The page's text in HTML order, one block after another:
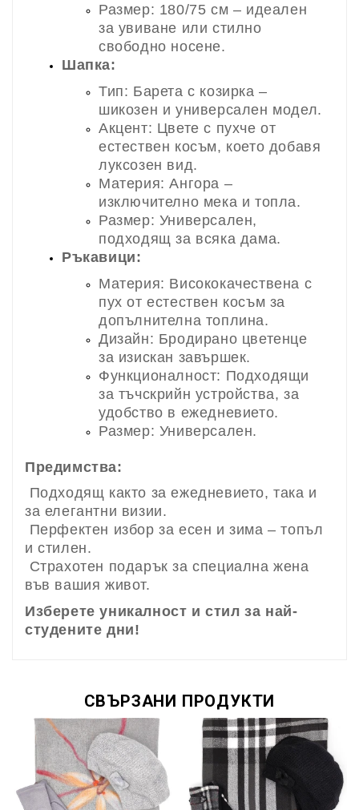
Размер: 180/75 см – идеален
за увиване или стилно
свободно носене.
Шапка:
Тип: Барета с козирка –
шикозен и универсален модел.
Акцент: Цвете с пухче от
естествен косъм, което добавя
луксозен вид.
Материя: Ангора –
изключително мека и топла.
Размер: Универсален,
подходящ за всяка дама.
Ръкавици:
Материя: Висококачествена с
пух от естествен косъм за
допълнителна топлина.
Дизайн: Бродирано цветенце
за изискан завършек.
Функционалност: Подходящи
за тъчскрийн устройства, за
удобство в ежедневието.
Размер: Универсален.
Предимства:
Подходящ както за ежедневието, така и
за елегантни визии.
Перфектен избор за есен и зима – топъл
и стилен.
Страхотен подарък за специална жена
във вашия живот.
Изберете уникалност и стил за най-
студените дни!
СВЪРЗАНИ ПРОДУКТИ